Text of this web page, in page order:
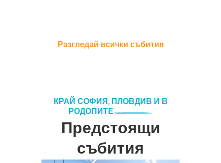
Разгледай всички събития
КРАЙ СОФИЯ, ПЛОВДИВ И В
РОДОПИТЕ
Предстоящи
събития